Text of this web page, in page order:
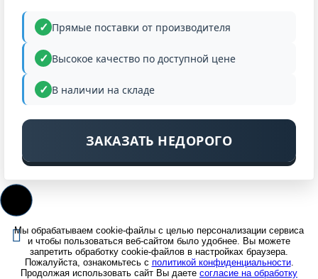
Прямые поставки от производителя
Высокое качество по доступной цене
В наличии на складе
ЗАКАЗАТЬ НЕДОРОГО
Мы обрабатываем cookie-файлы с целью персонализации сервиса
и чтобы пользоваться веб-сайтом было удобнее. Вы можете
запретить обработку cookie-файлов в настройках браузера.
Пожалуйста, ознакомьтесь с политикой конфиденциальности.
Продолжая использовать сайт Вы даете согласие на обработку